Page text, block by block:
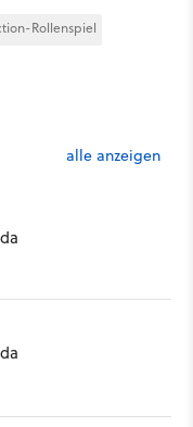
Rollenspiel
alle anzeigen